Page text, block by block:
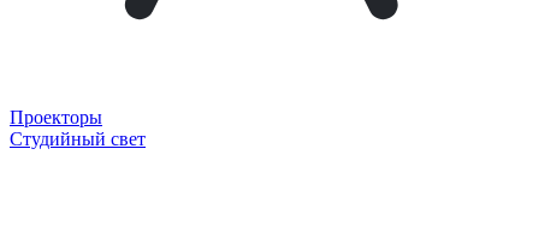
Проекторы
Студийный свет